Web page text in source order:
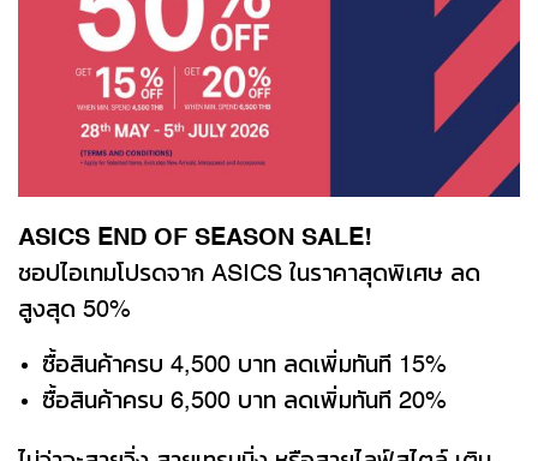
ASICS END OF SEASON SALE!
ชอปไอเทมโปรดจาก ASICS ในราคาสุดพิเศษ ลด
สูงสุด 50%
ซื้อสินค้าครบ 4,500 บาท ลดเพิ่มทันที 15%
ซื้อสินค้าครบ 6,500 บาท ลดเพิ่มทันที 20%